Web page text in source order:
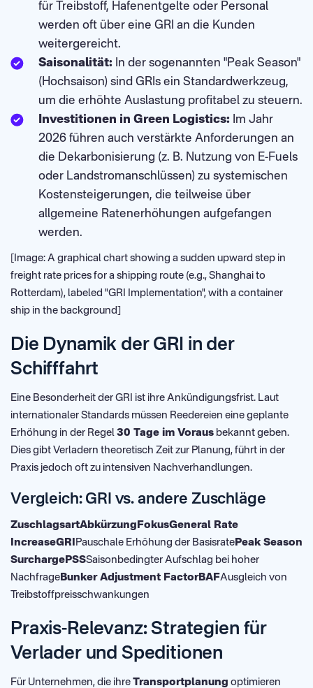
für Treibstoff, Hafenentgelte oder Personal
werden oft über eine GRI an die Kunden
weitergereicht.
Saisonalität: In der sogenannten "Peak Season"
(Hochsaison) sind GRIs ein Standardwerkzeug,
um die erhöhte Auslastung profitabel zu steuern.
Investitionen in Green Logistics: Im Jahr
2026 führen auch verstärkte Anforderungen an
die Dekarbonisierung (z. B. Nutzung von E-Fuels
oder Landstromanschlüssen) zu systemischen
Kostensteigerungen, die teilweise über
allgemeine Ratenerhöhungen aufgefangen
werden.
[Image: A graphical chart showing a sudden upward step in
freight rate prices for a shipping route (e.g., Shanghai to
Rotterdam), labeled "GRI Implementation", with a container
ship in the background]
Die Dynamik der GRI in der
Schifffahrt
Eine Besonderheit der GRI ist ihre Ankündigungsfrist. Laut
internationaler Standards müssen Reedereien eine geplante
Erhöhung in der Regel 30 Tage im Voraus bekannt geben.
Dies gibt Verladern theoretisch Zeit zur Planung, führt in der
Praxis jedoch oft zu intensiven Nachverhandlungen.
Vergleich: GRI vs. andere Zuschläge
ZuschlagsartAbkürzungFokusGeneral Rate
IncreaseGRI Pauschale Erhöhung der Basisrate Peak Season
SurchargePSSSaisonbedingter Aufschlag bei hoher
Nachfrage Bunker Adjustment FactorBAFAusgleich von
Treibstoffpreisschwankungen
Praxis-Relevanz: Strategien für
Verlader und Speditionen
Für Unternehmen, die ihre Transportplanung optimieren